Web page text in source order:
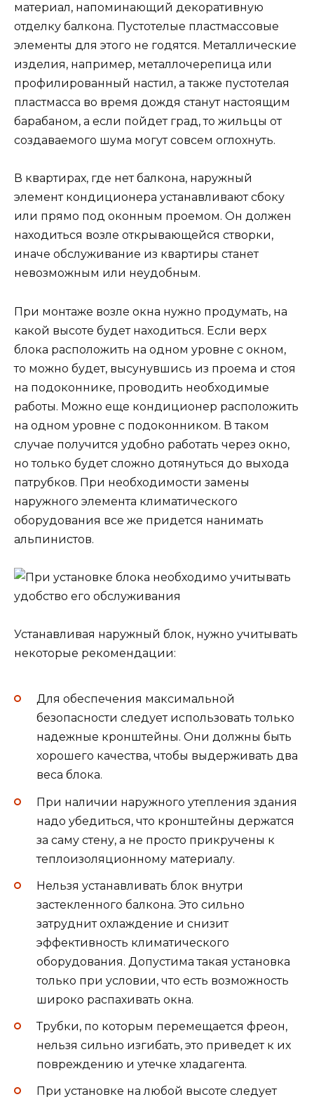
материал, напоминающий декоративную
отделку балкона. Пустотелые пластмассовые
элементы для этого не годятся. Металлические
изделия, например, металлочерепица или
профилированный настил, а также пустотелая
пластмасса во время дождя станут настоящим
барабаном, а если пойдет град, то жильцы от
создаваемого шума могут совсем оглохнуть.
В квартирах, где нет балкона, наружный
элемент кондиционера устанавливают сбоку
или прямо под оконным проемом. Он должен
находиться возле открывающейся створки,
иначе обслуживание из квартиры станет
невозможным или неудобным.
При монтаже возле окна нужно продумать, на
какой высоте будет находиться. Если верх
блока расположить на одном уровне с окном,
то можно будет, высунувшись из проема и стоя
на подоконнике, проводить необходимые
работы. Можно еще кондиционер расположить
на одном уровне с подоконником. В таком
случае получится удобно работать через окно,
но только будет сложно дотянуться до выхода
патрубков. При необходимости замены
наружного элемента климатического
оборудования все же придется нанимать
альпинистов.
Устанавливая наружный блок, нужно учитывать
некоторые рекомендации:
Для обеспечения максимальной
безопасности следует использовать только
надежные кронштейны. Они должны быть
хорошего качества, чтобы выдерживать два
веса блока.
При наличии наружного утепления здания
надо убедиться, что кронштейны держатся
за саму стену, а не просто прикручены к
теплоизоляционному материалу.
Нельзя устанавливать блок внутри
застекленного балкона. Это сильно
затруднит охлаждение и снизит
эффективность климатического
оборудования. Допустима такая установка
только при условии, что есть возможность
широко распахивать окна.
Трубки, по которым перемещается фреон,
нельзя сильно изгибать, это приведет к их
повреждению и утечке хладагента.
При установке на любой высоте следует